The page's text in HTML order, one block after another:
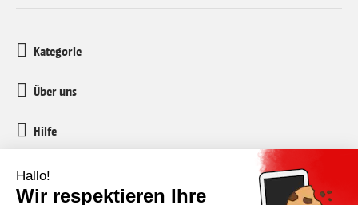
Kategorie
Über uns
Hilfe
Kundenservice